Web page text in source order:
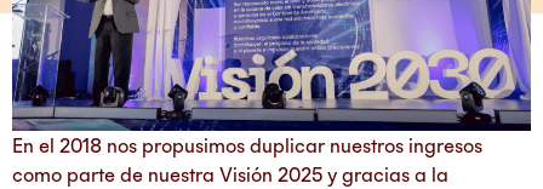
En el 2018 nos propusimos duplicar nuestros ingresos
como parte de nuestra Visión 2025 y gracias a la